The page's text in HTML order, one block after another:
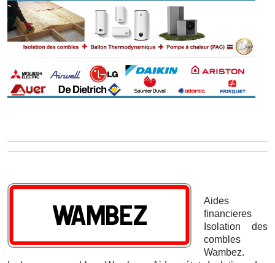
Aides
financieres
Isolation des
combles
Wambez.